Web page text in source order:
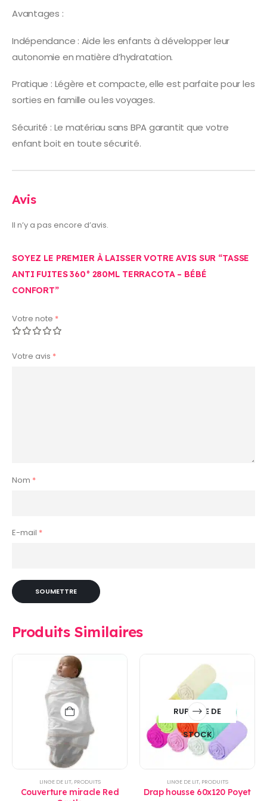
Avantages :
Indépendance : Aide les enfants à développer leur
autonomie en matière d’hydratation.
Pratique : Légère et compacte, elle est parfaite pour les
sorties en famille ou les voyages.
Sécurité : Le matériau sans BPA garantit que votre
enfant boit en toute sécurité.
Avis
Il n’y a pas encore d’avis.
SOYEZ LE PREMIER À LAISSER VOTRE AVIS SUR “TASSE
ANTI FUITES 360° 280ML TERRACOTA – BÉBÉ
CONFORT”
Votre note *
Votre avis *
Nom *
E-mail *
Produits Similaires
LINGE DE LIT, PRODUITS
Couverture miracle Red
RUPTURE DE
STOCK
LINGE DE LIT, PRODUITS
Drap housse 60x120 Poyet